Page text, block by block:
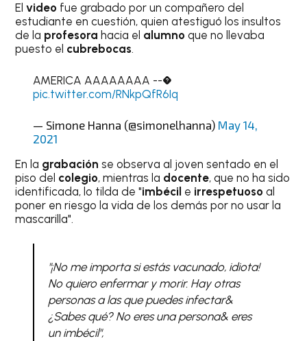
Elvideo fue grabado por un compañero del
estudiante en cuestión, quien atestiguó los insultos
de la profesora hacia el alumno que no llevaba
puesto el cubrebocas.
AMERICA AAAAAAAA --�
pic.twitter.com/RNkpQfR6Iq
— Simone Hanna (@simonelhanna) May 14,
2021
En la grabación se observa al joven sentado en el
piso del colegio, mientras la docente, que no ha sido
identificada, lo tilda de "imbécil e irrespetuoso al
poner en riesgo la vida de los demás por no usar la
mascarilla".
"¡No me importa si estás vacunado, idiota!
No quiero enfermar y morir. Hay otras
personas a las que puedes infectar&
¿Sabes qué? No eres una persona& eres
un imbécil",